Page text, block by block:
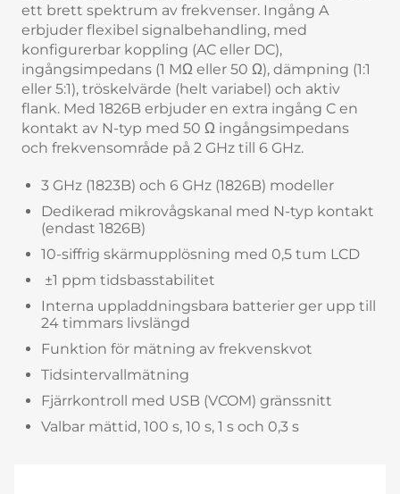
ett brett spektrum av frekvenser. Ingång A
erbjuder flexibel signalbehandling, med
konfigurerbar koppling (AC eller DC),
ingångsimpedans (1 MΩ eller 50 Ω), dämpning (1:1
eller 5:1), tröskelvärde (helt variabel) och aktiv
flank. Med 1826B erbjuder en extra ingång C en
kontakt av N-typ med 50 Ω ingångsimpedans
och frekvensområde på 2 GHz till 6 GHz.
3 GHz (1823B) och 6 GHz (1826B) modeller
Dedikerad mikrovågskanal med N-typ kontakt
(endast 1826B)
10-siffrig skärmupplösning med 0,5 tum LCD
±1 ppm tidsbasstabilitet
Interna uppladdningsbara batterier ger upp till
24 timmars livslängd
Funktion för mätning av frekvenskvot
Tidsintervallmätning
Fjärrkontroll med USB (VCOM) gränssnitt
Valbar mättid, 100 s, 10 s, 1 s och 0,3 s